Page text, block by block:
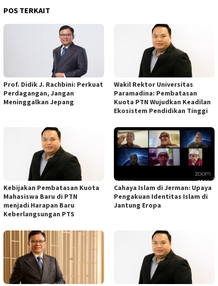
POS TERKAIT
Prof. Didik J. Rachbini: Perkuat
Perdagangan, Jangan
Meninggalkan Jepang
Wakil Rektor Universitas
Paramadina: Pembatasan
Kuota PTN Wujudkan Keadilan
Ekosistem Pendidikan Tinggi
Kebijakan Pembatasan Kuota
Mahasiswa Baru di PTN
menjadi Harapan Baru
Keberlangsungan PTS
Cahaya Islam di Jerman: Upaya
Pengakuan Identitas Islam di
Jantung Eropa